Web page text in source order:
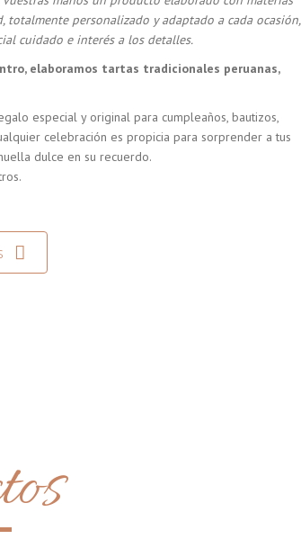
totalmente personalizado y adaptado a cada ocasión,
cuidado e interés a los detalles.
elaboramos tartas tradicionales peruanas,
especial y original para cumpleaños, bautizos,
celebración es propicia para sorprender a tus
dulce en su recuerdo.